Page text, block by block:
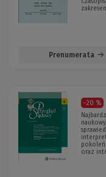
Prenumerata
-20 %
pokoleń
oraz